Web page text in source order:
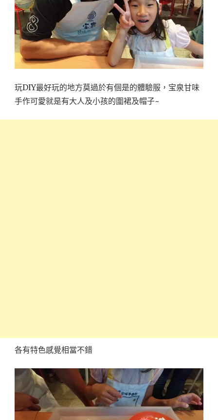
玩DIY最好玩的地方莫過於有個是的體驗服，宝泉甘味
手作可愛就是有大人及小孩的圍裙及帽子~
各有特色感覺相當不錯